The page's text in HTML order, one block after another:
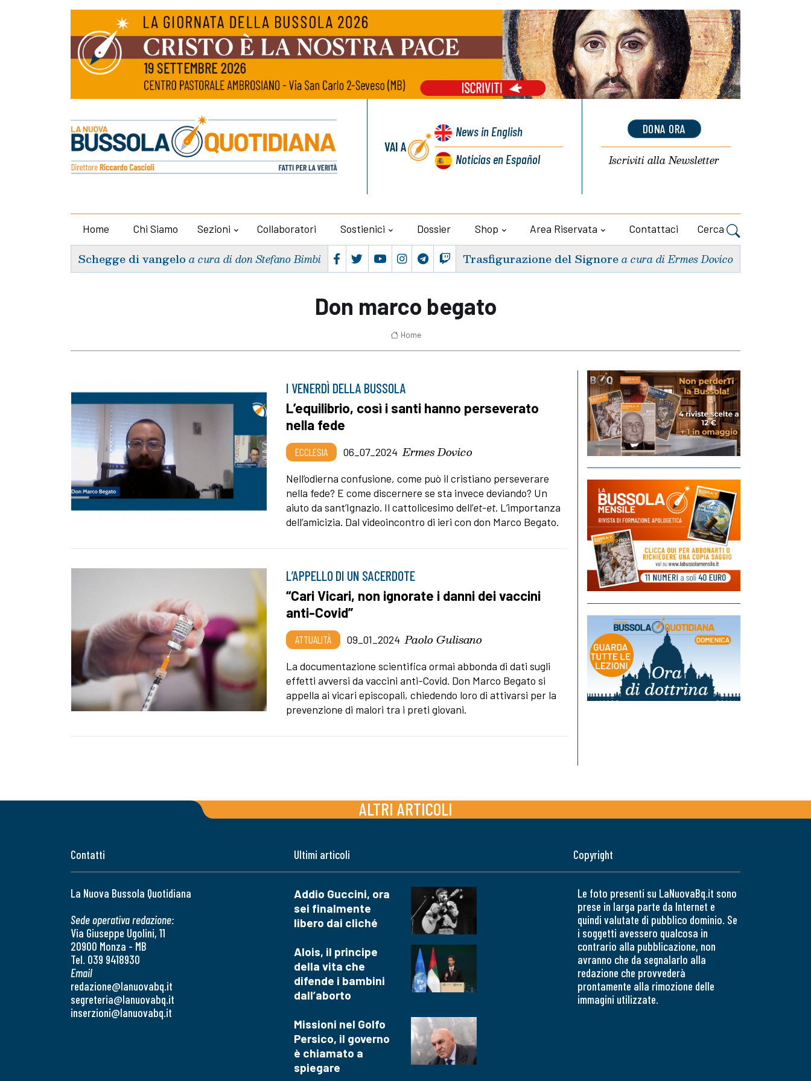
VAI A
Newsin English
Noticiasen Español
DONA ORA
Iscriviti allaNewsletter
Home Chi Siamo Sezioni Collaboratori Sostienici Dossier Shop Area Riservata Contattaci Cerca
Schegge di vangelo a cura di don Stefano Bimbi Trasfigurazione del Signorea cura di Ermes Dovico
Don marco begato
Home
I VENERDÌ DELLA BUSSOLA
L’equilibrio, così i santi hanno perseverato
nella fede
ECCLESIA 06_07_2024 Ermes Dovico
Nell’odierna confusione, come può il cristiano perseverare
nella fede? E come discernere se sta invece deviando? Un
aiuto da sant’Ignazio. Il cattolicesimo dell’et-et. L’importanza
dell’amicizia. Dal videoincontro di ieri con don Marco Begato.
L’APPELLO DI UN SACERDOTE
“Cari Vicari, non ignorate i danni dei vaccini
anti-Covid”
ATTUALITÀ 09_01_2024 Paolo Gulisano
La documentazione scientifica ormai abbonda di dati sugli
effetti avversi da vaccini anti-Covid. Don Marco Begato si
appella ai vicari episcopali, chiedendo loro di attivarsi per la
prevenzione di malori tra i preti giovani.
ALTRI ARTICOLI
Contatti
La Nuova Bussola Quotidiana
Sede operativa redazione:
Via Giuseppe Ugolini, 11
20900 Monza - MB
Tel. 039 9418930
Email
redazione@lanuovabq.it
segreteria@lanuovabq.it
inserzioni@lanuovabq.it
Ultimi articoli
Addio Guccini, ora
sei finalmente
libero dai cliché
Alois, il principe
della vita che
difende i bambini
dall’aborto
Missioni nel Golfo
Persico, il governo
è chiamato a
spiegare
Copyright
Le foto presenti su LaNuovaBq.it sono
prese in larga parte da Internet e
quindi valutate di pubblico dominio. Se
i soggetti avessero qualcosa in
contrario alla pubblicazione, non
avranno che da segnalarlo alla
redazione che provvederà
prontamente alla rimozione delle
immagini utilizzate.